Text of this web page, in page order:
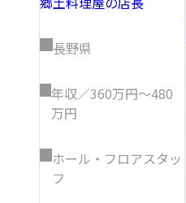
長野県
年収／360万円～480
万円
ホール・フロアスタッ
フ